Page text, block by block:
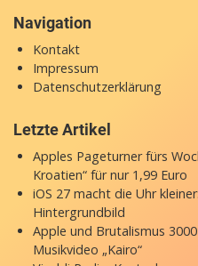
Navigation
Kontakt
Impressum
Datenschutzerklärung
Letzte Artikel
Apples Pageturner fürs
Kroatien“ für nur 1,99 Euro
iOS 27 macht die Uhr
Hintergrundbild
Apple und Brutalismus
Musikvideo „Kairo“